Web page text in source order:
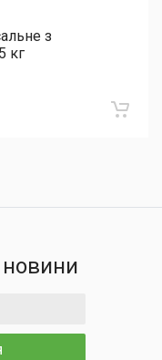
з
кг
новини